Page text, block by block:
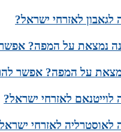
לגאבון לאזרחי ישראל?
נמצאת על המפה?
על המפה? אפשר
לוייטנאם לאזרחי ישראל?
לאוסטרליה לאזרחי